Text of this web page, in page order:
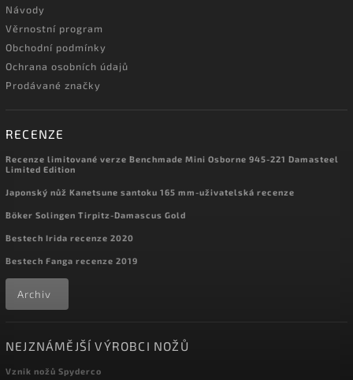
Návody
Věrnostní program
Obchodní podmínky
Ochrana osobních údajů
Prodávané značky
RECENZE
Recenze limitované verze Benchmade Mini Osborne 945-221 Damasteel
Limited Edition
Japonský nůž Kanetsune santoku 165 mm-uživatelská recenze
Böker Solingen Tirpitz-Damascus Gold
Bestech Irida recenze 2020
Bestech Fanga recenze 2019
Archiv
NEJZNÁMĚJŠÍ VÝROBCI NOŽŮ
Vznik nožů Spyderco